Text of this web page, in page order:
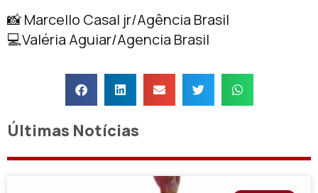
📸 Marcello Casal jr/Agência Brasil
💻Valéria Aguiar/Agencia Brasil
Últimas Notícias